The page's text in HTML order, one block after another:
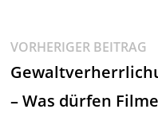
VORHERIGER BEITRAG
– Was dürfen